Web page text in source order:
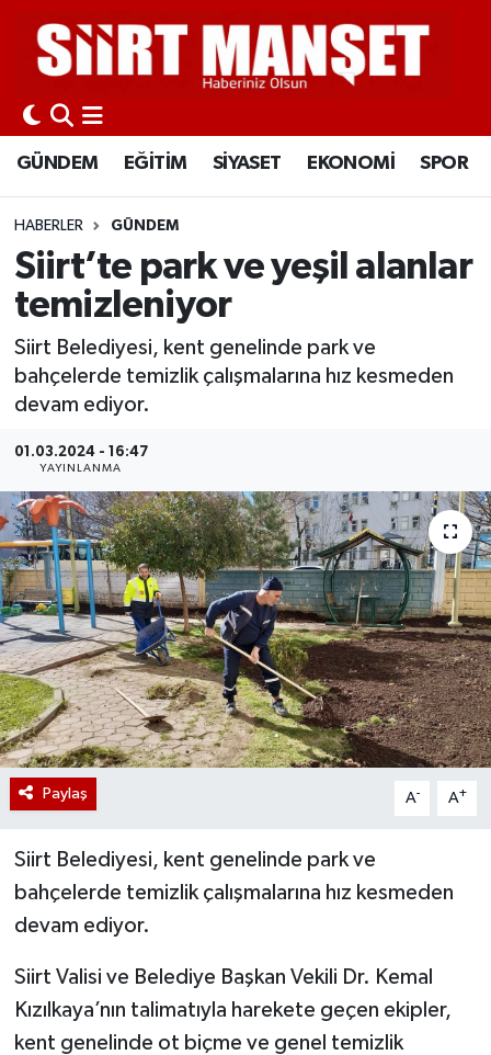
GÜNDEM EĞİTİM SİYASET EKONOMİ SPOR
HABERLER GÜNDEM
Siirt’te park ve yeşil alanlar
temizleniyor
Siirt Belediyesi, kent genelinde park ve
bahçelerde temizlik çalışmalarına hız kesmeden
devam ediyor.
01.03.2024 - 16:47
YAYINLANMA
Paylaş A- A+
Siirt Belediyesi, kent genelinde park ve
bahçelerde temizlik çalışmalarına hız kesmeden
devam ediyor.
Siirt Valisi ve Belediye Başkan Vekili Dr. Kemal
Kızılkaya’nın talimatıyla harekete geçen ekipler,
kent genelinde ot biçme ve genel temizlik
GÜNDEM
EĞİTİM
SİYASET
EKONOMİ
SPOR
İLÇELER
KÜLTÜR-SANAT
SAĞLIK-YAŞAM
Siirt Nöbetçi Eczaneler
Siirt Hava Durumu
Siirt Namaz Vakitleri
Siirt Trafik Yoğunluk Haritası
Süper Lig Puan Durumu ve Fikstür
Tüm Manşetler
Son Dakika Haberleri
Haber Arşivi